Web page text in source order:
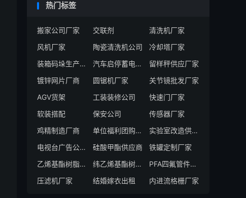
热门标签
搬家公司厂家 交联剂
清洗机厂家
风机厂家
陶瓷清洗机公司
冷却塔厂家
装箱码垛生产线供应商
汽车启停蓄电池厂商
留样秤供应厂家
镀锌网片厂商
圆锯机厂家
关节镜批发厂家
AGV货架
工装装修公司
快速门厂家
软装搭配
保安公司
传感器厂家
鸡精制造厂商
单位福利团购服务商
实验室改造供应商
电视台广告公司承包商
硅酸甲酯供应商
铁罐定制厂家
乙烯基酯树脂供应商
纬乙烯基酯树脂供应商
PFA四氟管件厂家
压滤机厂家
结婚嫁衣出租 内进流格栅厂家